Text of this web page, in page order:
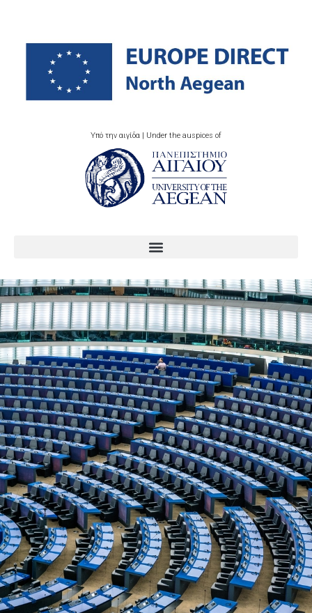
Υπό την αιγίδα | Under the auspices of